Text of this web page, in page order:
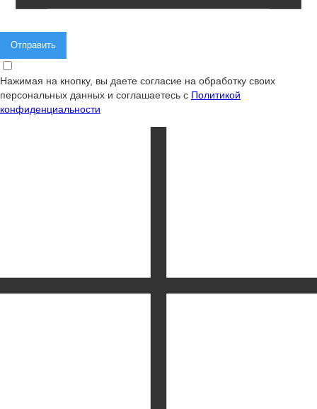
Нажимая на кнопку, вы даете согласие на обработку своих
персональных данных и соглашаетесь с Политикой
конфиденциальности